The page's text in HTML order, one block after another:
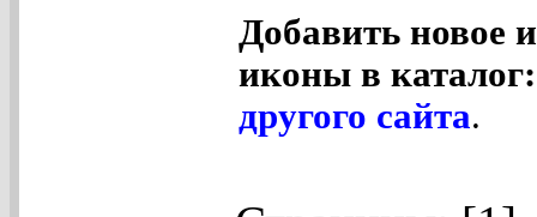
Добавить новое
иконы в
другого сайта.